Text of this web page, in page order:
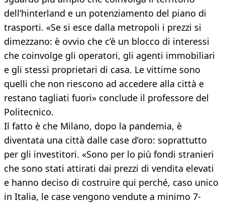
dell’hinterland e un potenziamento del piano di
trasporti. «Se si esce dalla metropoli i prezzi si
dimezzano: è ovvio che c’è un blocco di interessi
che coinvolge gli operatori, gli agenti immobiliari
e gli stessi proprietari di casa. Le vittime sono
quelli che non riescono ad accedere alla città e
restano tagliati fuori» conclude il professore del
Politecnico.
Il fatto è che Milano, dopo la pandemia, è
diventata una città dalle case d’oro: soprattutto
per gli investitori. «Sono per lo più fondi stranieri
che sono stati attirati dai prezzi di vendita elevati
e hanno deciso di costruire qui perché, caso unico
in Italia, le case vengono vendute a minimo 7-